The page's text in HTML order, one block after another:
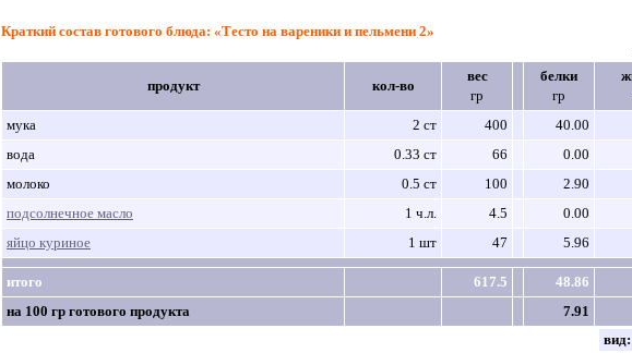
Краткий состав готового блюда: «Тесто на вареники и пельмени 2»
продукт кол-во
вес
гр
белки
гр
мука
2 ст 400 40.00
вода
0.33 ст 66 0.00
молоко
0.5 ст 100 2.90
подсолнечное масло
1 ч.л. 4.5 0.00
яйцо куриное
1 шт 47 5.96
итого 617.5 48.86
на 100 гр готового продукта
7.91
вид: